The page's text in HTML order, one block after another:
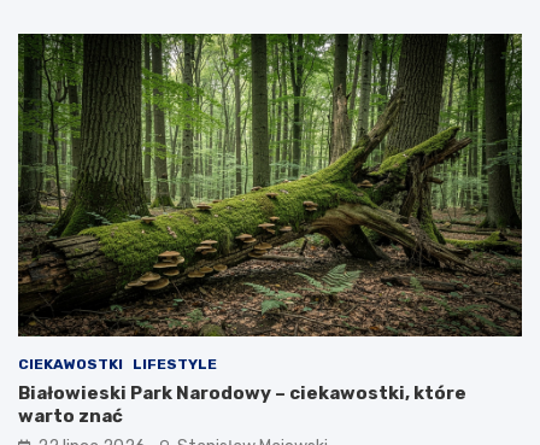
CIEKAWOSTKI LIFESTYLE
Białowieski Park Narodowy – ciekawostki, które
warto znać